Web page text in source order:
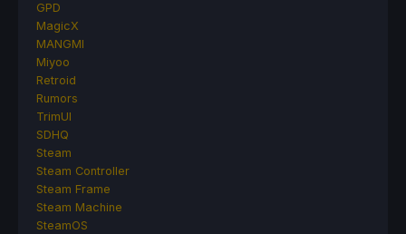
GPD
MagicX
MANGMI
Miyoo
Retroid
Rumors
TrimUI
SDHQ
Steam
Steam Controller
Steam Frame
Steam Machine
SteamOS